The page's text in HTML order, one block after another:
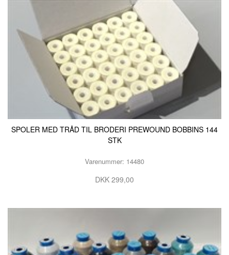
SPOLER MED TRÅD TIL BRODERI PREWOUND BOBBINS 144
STK
Varenummer: 14480
DKK 299,00